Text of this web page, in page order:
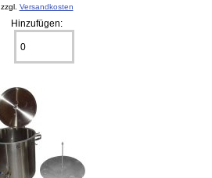
zzgl. Versandkosten
Hinzufügen: